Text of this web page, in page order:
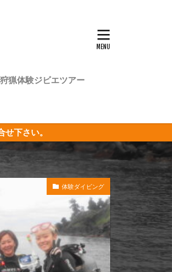
狩猟体験ジビエツアー
下さい。
体験ダイビング